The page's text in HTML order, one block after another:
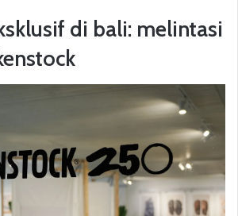
di bali: melintasi